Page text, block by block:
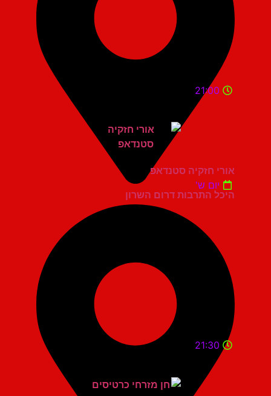
היכל התרבות דרום השרון
21:00
אורי חזקיה סטנדאפ
יום ש'
21:30